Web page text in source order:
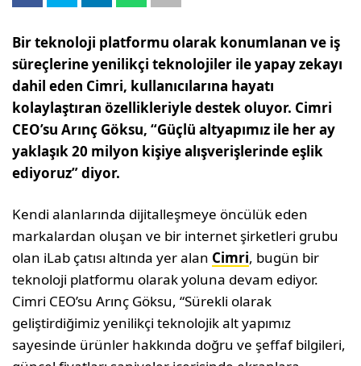
Bir teknoloji platformu olarak konumlanan ve iş
süreçlerine yenilikçi teknolojiler ile yapay zekayı
dahil eden Cimri, kullanıcılarına hayatı
kolaylaştıran özellikleriyle destek oluyor. Cimri
CEO’su Arınç Göksu, “Güçlü altyapımız ile her ay
yaklaşık 20 milyon kişiye alışverişlerinde eşlik
ediyoruz” diyor.
Kendi alanlarında dijitalleşmeye öncülük eden
markalardan oluşan ve bir internet şirketleri grubu
olan iLab çatısı altında yer alan Cimri, bugün bir
teknoloji platformu olarak yoluna devam ediyor.
Cimri CEO’su Arınç Göksu, “Sürekli olarak
geliştirdiğimiz yenilikçi teknolojik alt yapımız
sayesinde ürünler hakkında doğru ve şeffaf bilgileri,